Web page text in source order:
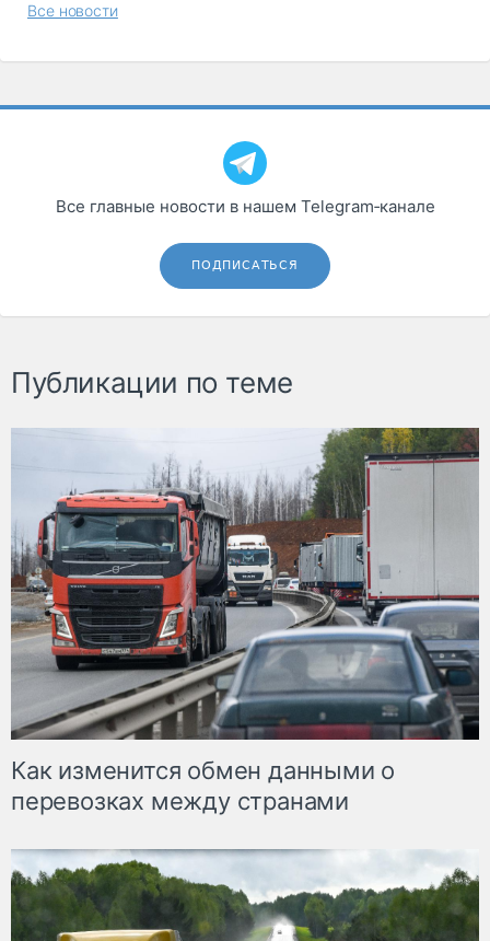
Все новости
Все главные новости в нашем Telegram‑канале
ПОДПИСАТЬСЯ
Публикации по теме
Как изменится обмен данными о
перевозках между странами